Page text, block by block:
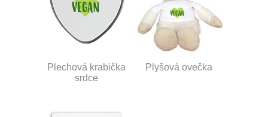
Plechová krabička
srdce
Plyšová ovečka